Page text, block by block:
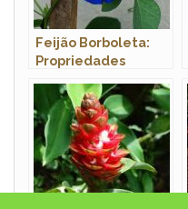
Feijão Borboleta:
Propriedades
Benefícios da
Planta